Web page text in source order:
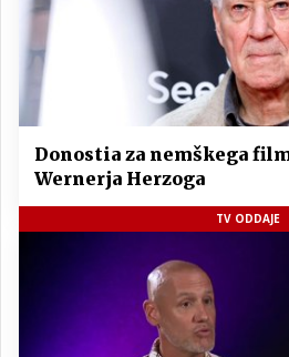
Donostia za nemškega
Wernerja Herzoga
TV ODDAJE